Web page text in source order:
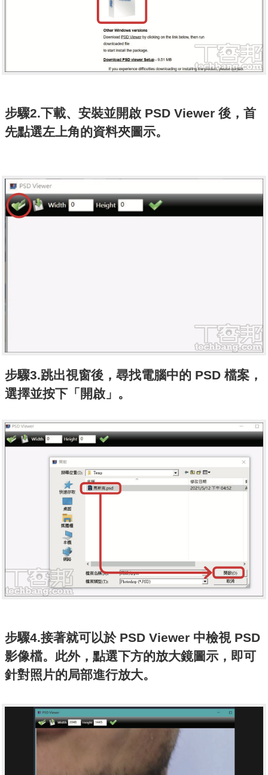
步驟2.下載、安裝並開啟 PSD Viewer 後，首
先點選左上角的資料夾圖示。
步驟3.跳出視窗後，尋找電腦中的 PSD 檔案，
選擇並按下「開啟」。
步驟4.接著就可以於 PSD Viewer 中檢視 PSD
影像檔。此外，點選下方的放大鏡圖示，即可
針對照片的局部進行放大。